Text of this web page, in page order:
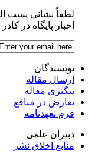
لطفاً نشانی پست
اخبار پایگاه در کادر
نویسندگان
ارسال مقاله
پیگیری مقاله
تعارض در منافع
فرم تعهدنامه
دبیران علمی
منابع اخلاق نشر